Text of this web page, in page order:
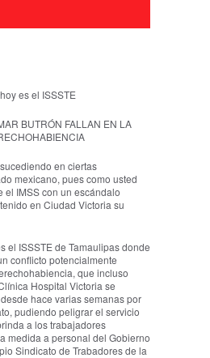
es el ISSSTE
BUTRÓN FALLAN EN LA
en ciertas
mexicano, pues como usted
el IMSS con un escándalo
en Ciudad Victoria su
el ISSSTE de Tamaulipas donde
conflicto potencialmente
que incluso
Hospital Victoria se
hace varias semanas por
pudiendo peligrar el servicio
a los trabajadores
medida a personal del Gobierno
Sindicato de Trabadores de la